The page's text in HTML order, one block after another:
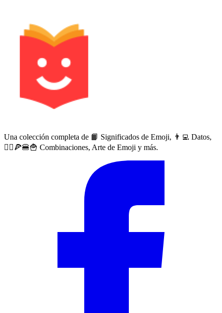
Una colección completa de 📙 Significados de Emoji, 👨‍💻 Datos,
🙅‍♀️🍕🍔🍟 Combinaciones, Arte de Emoji y más.